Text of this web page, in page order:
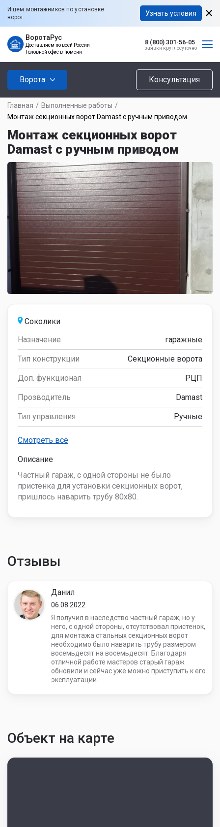
Ищем монтажников по установке
ворот
Узнать условия
ВоротаРус
Доставляем по всей России
Головной офис в Тюмени
8 (800) 301-56-05
заявки круглосуточно
Ворота Консультация
Главная / Выполненные работы /
Монтаж секционных ворот Damast с ручным приводом
Монтаж секционных ворот
Damast с ручным приводом
Соколики
Назначение
гаражные
Тип конструкции Секционные ворота
Доп. функционал РЦП
Прозводитель Damast
Тип управления Ручные
Смотреть всё
Описание
Частный гараж, с одной стороны не было
пристенка для установки секционных ворот,
пришлось наварить трубу 80х80.
Отзывы
Данил
06.08.2022
Я получил в наследство частный гараж, но у
него, с одной стороны, отсутствовал пристенок,
для монтажа стальных секционных ворот
необходимо было наварить трубу размером
восемьдесят на восемьдесят. Благодаря
отличной работе мастеров старый гараж
обновили и сейчас уже можно приступить к его
эксплуатации.
Объект на карте